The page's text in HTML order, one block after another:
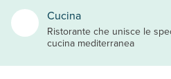
Cucina
Ristorante che unisce le
cucina mediterranea